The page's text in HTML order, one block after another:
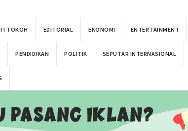
TOKOH EDITORIAL EKONOMI ENTERTAINMENT
PENDIDIKAN POLITIK SEPUTAR INTERNASIONAL